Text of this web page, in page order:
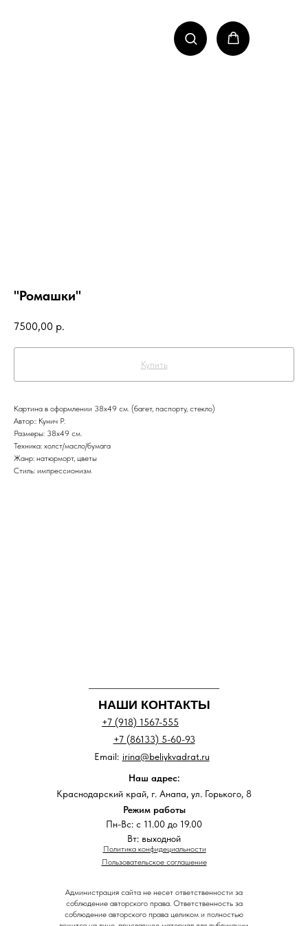
"Ромашки"
7500,00 р.
Купить
Картина в оформлении 38х49 см. (багет, паспорту, стекло)
Автор:: Кунич Р.
Размеры: 38х49 см.
Техника: холст/масло/бумага
Жанр: натюрморт, цветы
Стиль: импрессионизм
Политика конфидециальности
Пользовательское соглашение
НАШИ КОНТАКТЫ
+7 (918) 1567-555
+7 (86133) 5-60-93
Наш адрес:
Краснодарский край, г. Анапа, ул. Горького, 8
Администрация сайта не несет ответственности за
соблюдение авторского права. Ответственность за
соблюдение авторского права целиком и полностью
Режим работы
Пн-Вс: с 11.00 до 19.00
Вт: выходной
irina@beliykvadrat.ru
Email: